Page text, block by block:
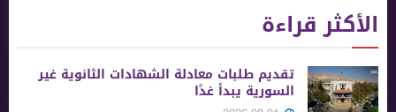
الأكثر قراءة
تقديم طلبات معادلة الشهادات الثانوية ‏غير
السورية يبدأ غدًا